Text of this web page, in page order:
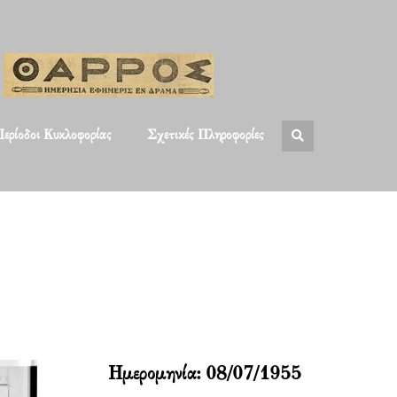
Κυκλοφορίας Σχετικές Πληροφορίες
Ημερομηνία: 08/07/1955